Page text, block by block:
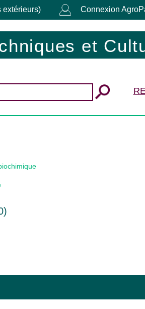
extérieurs) Connexion
et
)